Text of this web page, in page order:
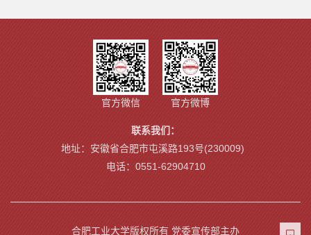
官方微信 官方微博
联系我们：
地址：安徽省合肥市屯溪路193号(230009)
电话：0551-62904710
合肥工业大学版权所有 党委宣传部主办